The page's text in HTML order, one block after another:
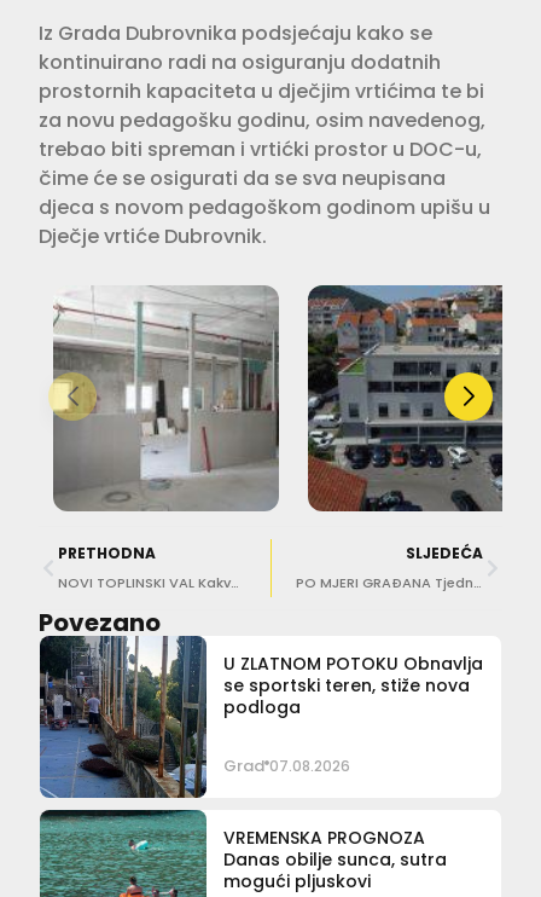
Iz Grada Dubrovnika podsjećaju kako se
kontinuirano radi na osiguranju dodatnih
prostornih kapaciteta u dječjim vrtićima te bi
za novu pedagošku godinu, osim navedenog,
trebao biti spreman i vrtićki prostor u DOC-u,
čime će se osigurati da se sva neupisana
djeca s novom pedagoškom godinom upišu u
Dječje vrtiće Dubrovnik.
PRETHODNA
NOVI TOPLINSKI VAL Kakvo nas vrijeme očekuje za vikend
SLJEDEĆA
PO MJERI GRAĐANA Tjedni pregled gradskih projekata
Povezano
U ZLATNOM POTOKU Obnavlja
se sportski teren, stiže nova
podloga
Grad 07.08.2026
VREMENSKA PROGNOZA
Danas obilje sunca, sutra
mogući pljuskovi